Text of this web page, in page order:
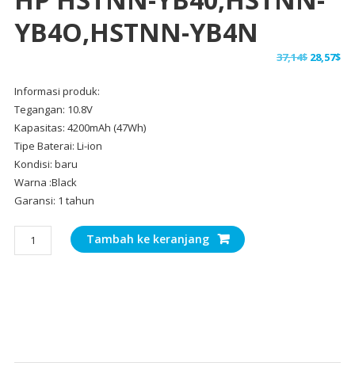
YB4O,HSTNN-YB4N
37,14$ Harga
28,57$
Informasi produk:
Tegangan: 10.8V
Kapasitas: 4200mAh (47Wh)
Tipe Baterai: Li-ion
Kondisi: baru
Warna :Black
Garansi: 1 tahun
Kuantitas
Baterai
YB4O,HSTNN-
Tambah ke keranjang